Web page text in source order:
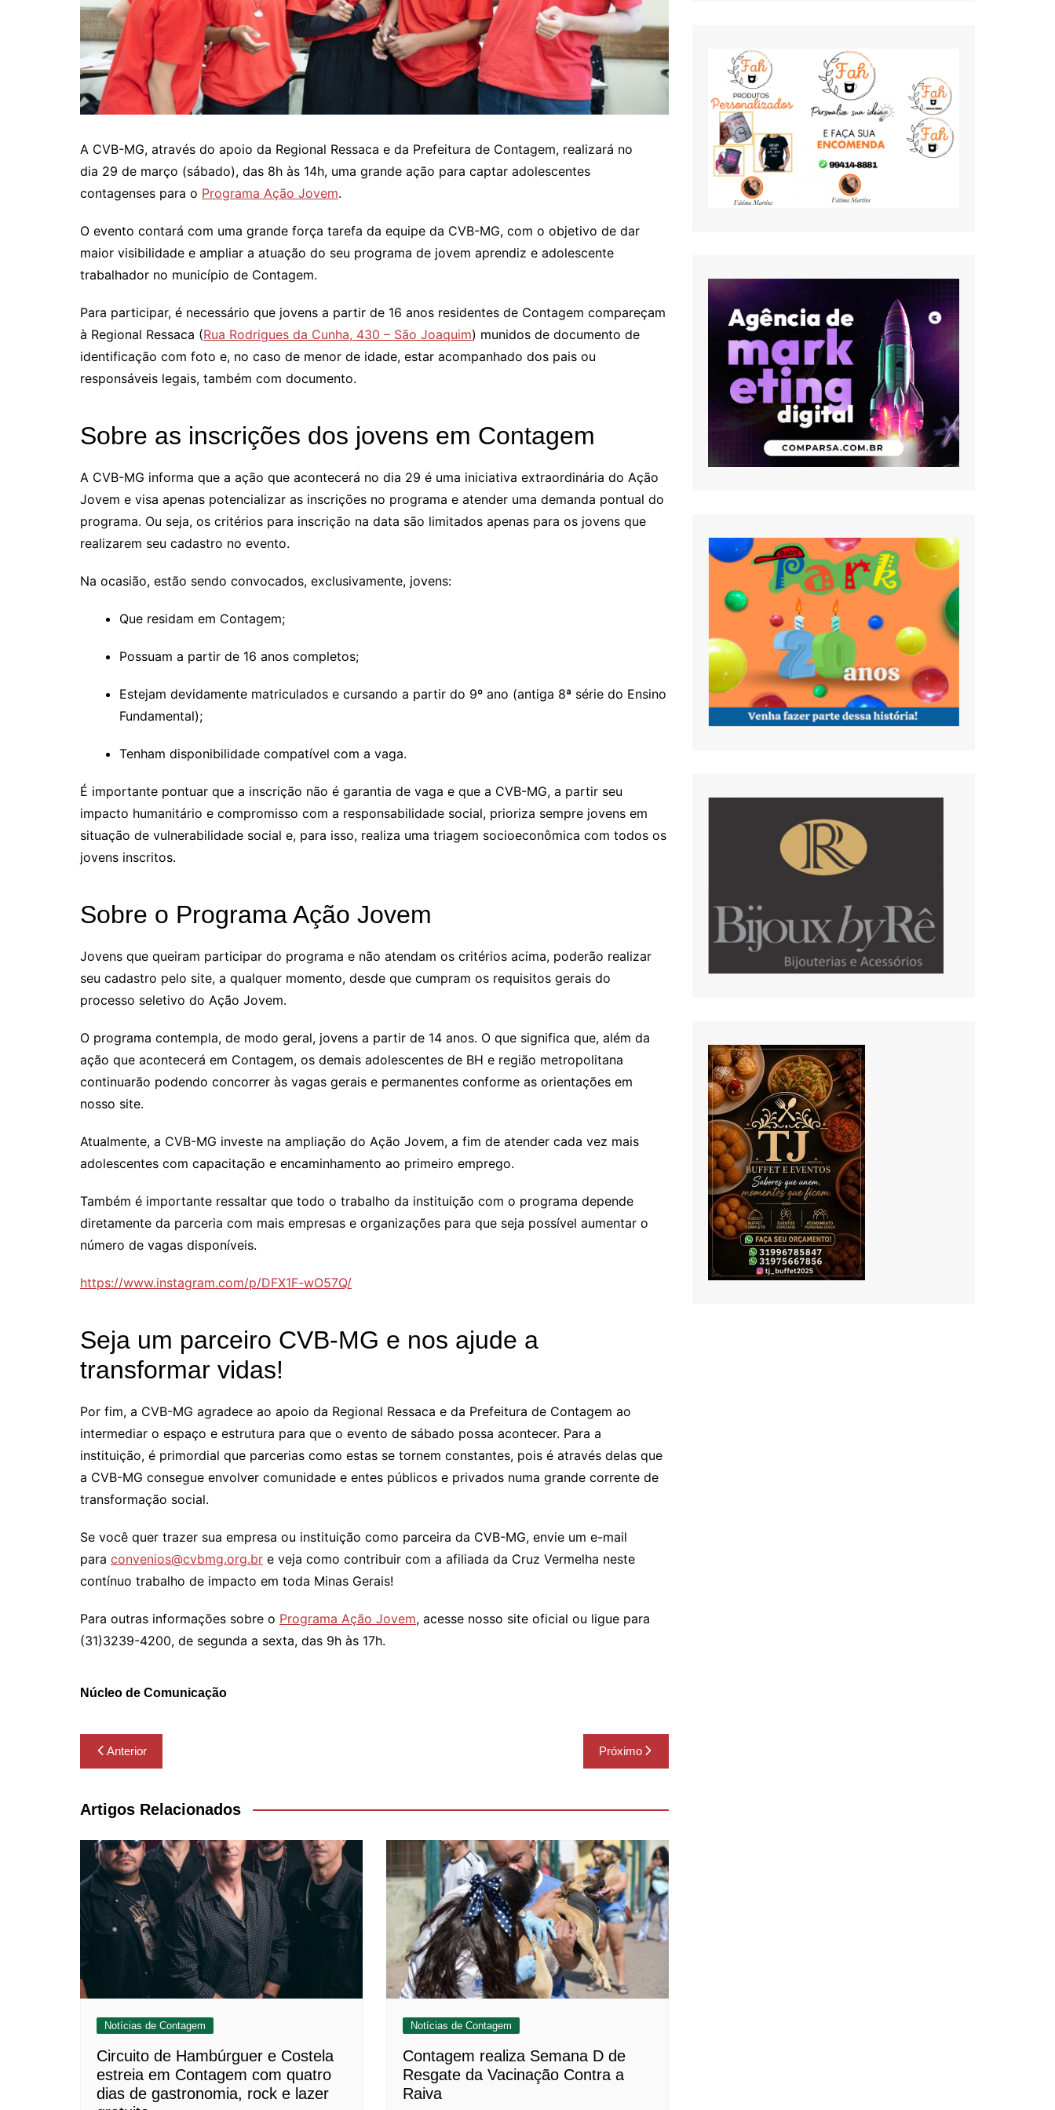
A CVB-MG, através do apoio da Regional Ressaca e da Prefeitura de Contagem, realizará no
dia 29 de março (sábado), das 8h às 14h, uma grande ação para captar adolescentes
contagenses para o Programa Ação Jovem.
O evento contará com uma grande força tarefa da equipe da CVB-MG, com o objetivo de dar
maior visibilidade e ampliar a atuação do seu programa de jovem aprendiz e adolescente
trabalhador no município de Contagem.
Para participar, é necessário que jovens a partir de 16 anos residentes de Contagem compareçam
à Regional Ressaca (Rua Rodrigues da Cunha, 430 – São Joaquim) munidos de documento de
identificação com foto e, no caso de menor de idade, estar acompanhado dos pais ou
responsáveis legais, também com documento.
Sobre as inscrições dos jovens em Contagem
A CVB-MG informa que a ação que acontecerá no dia 29 é uma iniciativa extraordinária do Ação
Jovem e visa apenas potencializar as inscrições no programa e atender uma demanda pontual do
programa. Ou seja, os critérios para inscrição na data são limitados apenas para os jovens que
realizarem seu cadastro no evento.
Na ocasião, estão sendo convocados, exclusivamente, jovens:
Que residam em Contagem;
Possuam a partir de 16 anos completos;
Estejam devidamente matriculados e cursando a partir do 9º ano (antiga 8ª série do Ensino
Fundamental);
Tenham disponibilidade compatível com a vaga.
É importante pontuar que a inscrição não é garantia de vaga e que a CVB-MG, a partir seu
impacto humanitário e compromisso com a responsabilidade social, prioriza sempre jovens em
situação de vulnerabilidade social e, para isso, realiza uma triagem socioeconômica com todos os
jovens inscritos.
Sobre o Programa Ação Jovem
Jovens que queiram participar do programa e não atendam os critérios acima, poderão realizar
seu cadastro pelo site, a qualquer momento, desde que cumpram os requisitos gerais do
processo seletivo do Ação Jovem.
O programa contempla, de modo geral, jovens a partir de 14 anos. O que significa que, além da
ação que acontecerá em Contagem, os demais adolescentes de BH e região metropolitana
continuarão podendo concorrer às vagas gerais e permanentes conforme as orientações em
nosso site.
Atualmente, a CVB-MG investe na ampliação do Ação Jovem, a fim de atender cada vez mais
adolescentes com capacitação e encaminhamento ao primeiro emprego.
Também é importante ressaltar que todo o trabalho da instituição com o programa depende
diretamente da parceria com mais empresas e organizações para que seja possível aumentar o
número de vagas disponíveis.
https://www.instagram.com/p/DFX1F-wO57Q/
Seja um parceiro CVB-MG e nos ajude a
transformar vidas!
Por fim, a CVB-MG agradece ao apoio da Regional Ressaca e da Prefeitura de Contagem ao
intermediar o espaço e estrutura para que o evento de sábado possa acontecer. Para a
instituição, é primordial que parcerias como estas se tornem constantes, pois é através delas que
a CVB-MG consegue envolver comunidade e entes públicos e privados numa grande corrente de
transformação social.
Se você quer trazer sua empresa ou instituição como parceira da CVB-MG, envie um e-mail
para convenios@cvbmg.org.br e veja como contribuir com a afiliada da Cruz Vermelha neste
contínuo trabalho de impacto em toda Minas Gerais!
Para outras informações sobre o Programa Ação Jovem, acesse nosso site oficial ou ligue para
(31)3239-4200, de segunda a sexta, das 9h às 17h.
Núcleo de Comunicação
Navegação
de
Post
Anterior Próximo
Artigos Relacionados
Notícias de Contagem
Circuito de Hambúrguer e Costela
estreia em Contagem com quatro
dias de gastronomia, rock e lazer
Notícias de Contagem
Contagem realiza Semana D de
Resgate da Vacinação Contra a
Raiva